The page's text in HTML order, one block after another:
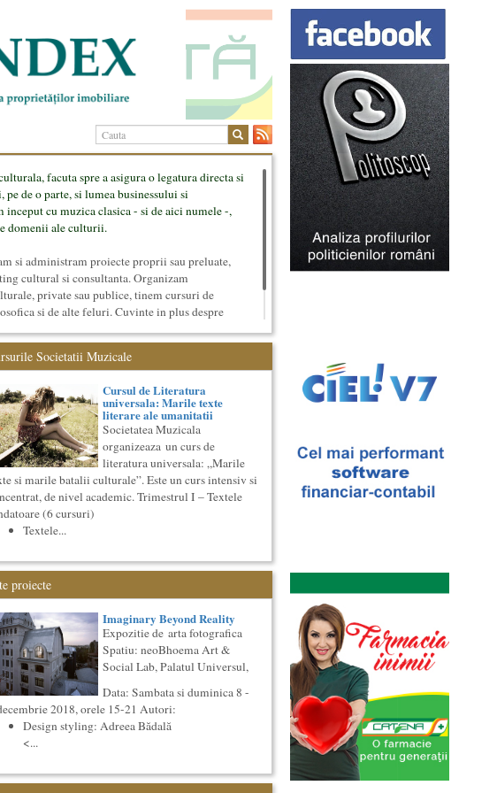
facuta spre a asigura o legatura directa si
de o parte, si lumea businessului si
inceput cu muzica clasica - si de aici numele -,
domenii ale culturii.
si administram proiecte proprii sau preluate,
cultural si consultanta. Organizam
private sau publice, tinem cursuri de
si de alte feluri. Cuvinte in plus despre
Societatii Muzicale
Cursul de Literatura
universala: Marile texte
literare ale umanitatii
Societatea Muzicala
organizeaza un curs de
literatura universala: „Marile
si marile batalii culturale”. Este un curs intensiv si
de nivel academic. Trimestrul I – Textele
(6 cursuri)
Textele...
proiecte
Imaginary Beyond Reality
Expozitie de arta fotografica
Spatiu: neoBhoema Art &
Social Lab, Palatul Universul,
Data: Sambata si duminica 8 -
2018, orele 15-21 Autori:
Design styling: Adreea Bădală
<...